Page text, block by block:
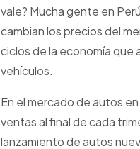
vale? Mucha gente en
cambian los precios del
ciclos de la economía
vehículos.
En el mercado de autos
ventas al final de cada
lanzamiento de autos